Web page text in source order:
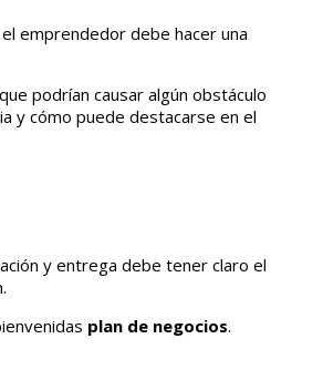
emprendedor debe hacer una
podrían causar algún obstáculo
y cómo puede destacarse en el
y entrega debe tener claro el
plan de negocios.